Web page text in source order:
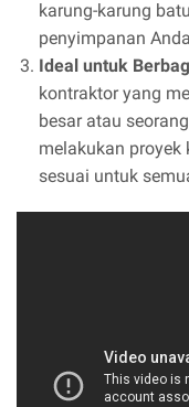
karung-karung
penyimpanan
Ideal untuk
kontraktor yang
besar atau
melakukan proyek
sesuai untuk